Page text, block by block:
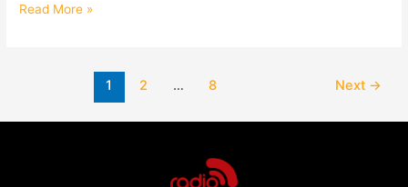
Read More »
1 2 … 8 Next →